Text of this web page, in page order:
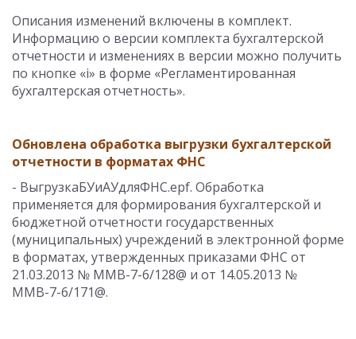
Описания изменений включены в комплект.
Информацию о версии комплекта бухгалтерской
отчетности и изменениях в версии можно получить
по кнопке «i» в форме «Регламентированная
бухгалтерская отчетность».
Обновлена обработка выгрузки бухгалтерской
отчетности в форматах ФНС
- ВыгрузкаБУиАУдляФНС.epf. Обработка
применяется для формирования бухгалтерской и
бюджетной отчетности государственных
(муниципальных) учреждений в электронной форме
в форматах, утвержденных приказами ФНС от
21.03.2013 № ММВ-7-6/128@ и от 14.05.2013 №
ММВ-7-6/171@.